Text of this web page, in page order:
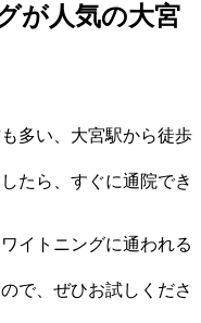
が人気の大宮
多い、大宮駅から徒歩
たら、すぐに通院でき
イトニングに通われる
で、ぜひお試しくださ